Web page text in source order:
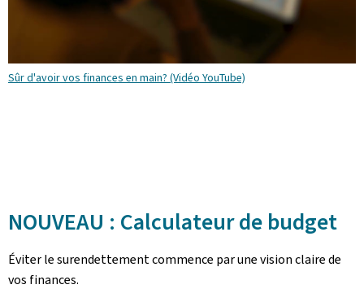
Sûr d'avoir vos finances en main? (Vidéo YouTube)
NOUVEAU : Calculateur de budget
Éviter le surendettement commence par une vision claire de
vos finances.